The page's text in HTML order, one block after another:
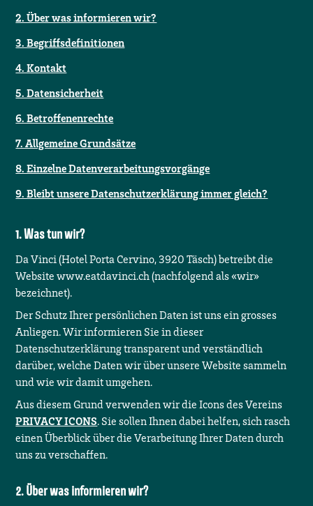
2. Über was informieren wir?
3. Begriffsdefinitionen
4. Kontakt
5. Datensicherheit
6. Betroffenenrechte
7. Allgemeine Grundsätze
8. Einzelne Datenverarbeitungsvorgänge
9. Bleibt unsere Datenschutzerklärung immer gleich?
Was tun wir?
Da Vinci(Hotel Porta Cervino,3920 Täsch) betreibt die
Websitewww.eatdavinci.ch(nachfolgend als «wir»
bezeichnet).
Der Schutz Ihrer persönlichen Daten ist uns ein grosses
Anliegen. Wir informieren Sie in dieser
Datenschutzerklärung transparent und verständlich
darüber, welche Daten wir über unsere Website sammeln
und wie wir damit umgehen.
Aus diesem Grund verwenden wir die Icons des Vereins
PRIVACY ICONS. Sie sollen Ihnen dabei helfen, sich rasch
einen Überblick über die Verarbeitung Ihrer Daten durch
uns zu verschaffen.
Über was informieren wir?